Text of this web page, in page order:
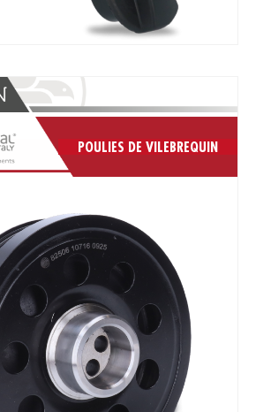
POULIES DE VILEBREQUIN